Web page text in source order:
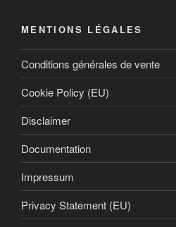
MENTIONS LÉGALES
Conditions générales de vente
Cookie Policy (EU)
Disclaimer
Documentation
Impressum
Privacy Statement (EU)